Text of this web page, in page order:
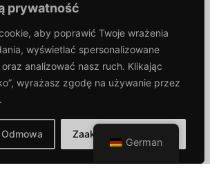
prywatność
aby poprawić Twoje wrażenia
wyświetlać spersonalizowane
analizować nasz ruch. Klikając
wyrażasz zgodę na używanie przez
Odmowa Zaakceptuj wszystkie
ubocznych korozji. Dzieje się tak
że firmy stosują systemy
obiegu”, w których
jest nawet siedmiokrotnie
wodzie z kranu. Innym
osadów w wyniku procesu
Tlen rozpuszczony w
stalą powodując korozję.
German